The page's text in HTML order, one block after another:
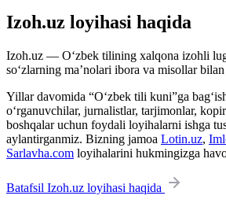
Izoh.uz loyihasi haqida
Izoh.uz — O‘zbek tilining xalqona izohli
so‘zlarning ma’nolari ibora va misollar
Yillar davomida “O‘zbek tili kuni”ga
o‘rganuvchilar, jurnalistlar, tarjimonlar,
boshqalar uchun foydali loyihalarni ishga
aylantirganmiz. Bizning jamoa Lotin.uz,
Sarlavha.com loyihalarini hukmingizga
Batafsil Izoh.uz loyihasi haqida